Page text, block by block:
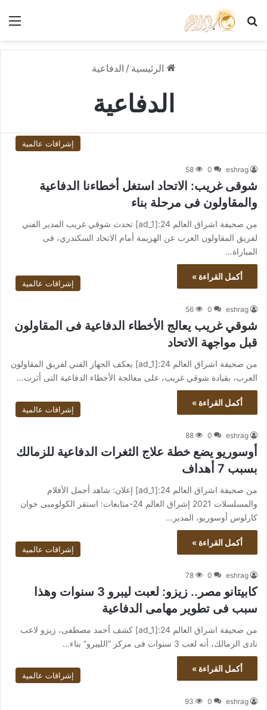
بحث عن
الرئيسية / الدفاعية
الدفاعية
إشراقات عالمية
eshrag
0
58
شوقى غريب: الاتحاد استغل أخطاءنا الدفاعية
والمقاولون فى مرحلة بناء
من صحيفة اشراق العالم 24:[ad_1] تحدث شوقي غريب المدير الفني
لفريق المقاولون العرب عن الهزيمة أمام الاتحاد السكندري، فى
المباراة…
أكمل القراءة »
إشراقات عالمية
eshrag
0
56
شوقي غريب يعالج الأخطاء الدفاعية فى المقاولون
قبل مواجهة الاتحاد
من صحيفة اشراق العالم 24:[ad_1] يعكف الجهاز الفني لفريق المقاولون
العرب، بقيادة شوقي غريب، على معالجة الأخطاء الدفاعية التى أثرت…
أكمل القراءة »
إشراقات عالمية
eshrag
0
88
أوسوريو يضع خطة علاج الثغرات الدفاعية للزمالك
بسبب 7 أهداف
من صحيفة اشراق العالم 24:[ad_1] إعلان: شاهد أجمل الأفلام
والمسلسلات 2021 إشراق العالم 24-متابعات: استقر الكولومبى خوان
كارلوس أوسوريو، المدير…
أكمل القراءة »
إشراقات عالمية
eshrag
0
78
كابيتانو مصر.. زيزو: لعبت ليبرو 3 سنوات وهذا
سبب فى تطوير مهامى الدفاعية
من صحيفة اشراق العالم 24:[ad_1] كشف أحمد مصطفى، زيزو لاعب
نادى الزمالك، أنه لعب 3 سنوات فى مركز “الليبرو” بناء…
أكمل القراءة »
إشراقات عالمية
eshrag
0
93